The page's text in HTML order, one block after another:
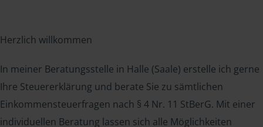
Herzlich willkommen
In meiner Beratungsstelle in Halle (Saale) erstelle ich gerne
Ihre Steuererklärung und berate Sie zu sämtlichen
Einkommensteuerfragen nach § 4 Nr. 11 StBerG. Mit einer
individuellen Beratung lassen sich alle Möglichkeiten